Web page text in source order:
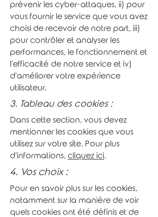
prévenir les cyber-attaques, ii) pour
vous fournir le service que vous avez
choisi de recevoir de notre part, iii)
pour contrôler et analyser les
performances, le fonctionnement et
l'efficacité de notre service et iv)
d'améliorer votre expérience
utilisateur.
3. Tableau des cookies :
Dans cette section, vous devez
mentionner les cookies que vous
utilisez sur votre site. Pour plus
d'informations, cliquez ici.
4. Vos choix :
Pour en savoir plus sur les cookies,
notamment sur la manière de voir
quels cookies ont été définis et de